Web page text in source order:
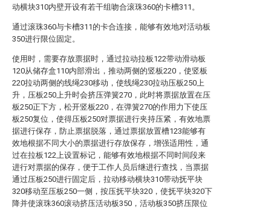
动横块310内壁开设有若干组吻合滚珠360的卡槽311。
通过滚珠360与卡槽311的卡合连接，能够有效地对活动板
350进行限位固定。
使用时，需要存放票据时，通过拉动拉板122带动滑动板
120从储存盒110内部滑出，推动两侧的竖板220，使竖板
220拉动两侧的线绳230移动，使线绳230拉动压板250上
升，压板250上升时会挤压弹簧270，此时将票据放置在压
板250正下方，松开竖板220，在弹簧270的作用力下使压
板250复位，使得压板250对票据进行夹持压紧，有效地票
据进行保存，防止票据脱落，通过票据放置槽123能够有
效地根据不同大小的票据进行存放保存，增强适用性，通
过在拉板122上设置标记，能够有效地根据不同时间段来
进行对票据的保存，便于工作人员后继进行查找，当票据
通过压板250进行固定后，拉动移动横块310带动抚平块
320移动至压板250一侧，按压抚平块320，使抚平块320下
降并使滚珠360滚动挤压活动板350，活动板350挤压限位